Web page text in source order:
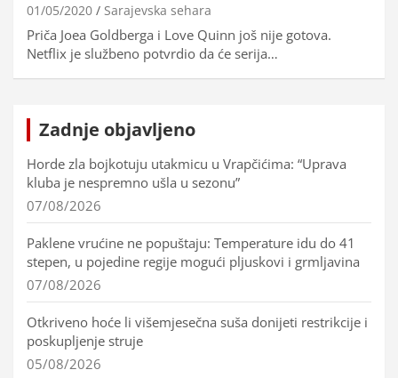
01/05/2020 Sarajevska sehara
Priča Joea Goldberga i Love Quinn još nije gotova.
Netflix je službeno potvrdio da će serija…
Zadnje objavljeno
Horde zla bojkotuju utakmicu u Vrapčićima: “Uprava
kluba je nespremno ušla u sezonu”
07/08/2026
Paklene vrućine ne popuštaju: Temperature idu do 41
stepen, u pojedine regije mogući pljuskovi i grmljavina
07/08/2026
Otkriveno hoće li višemjesečna suša donijeti restrikcije i
poskupljenje struje
05/08/2026